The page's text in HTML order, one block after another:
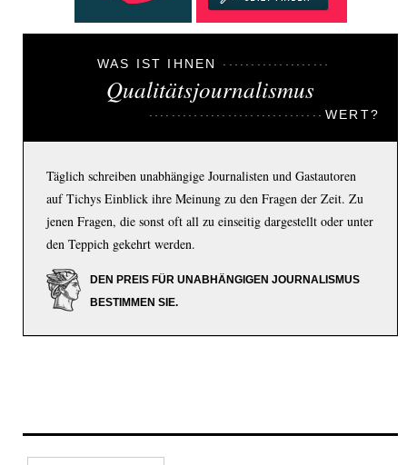
WAS IST IHNEN
Qualitätsjournalismus
WERT?
Täglich schreiben unabhängige Journalisten und Gastautoren
auf Tichys Einblick ihre Meinung zu den Fragen der Zeit. Zu
jenen Fragen, die sonst oft all zu einseitig dargestellt oder unter
den Teppich gekehrt werden.
DEN PREIS FÜR UNABHÄNGIGEN JOURNALISMUS
BESTIMMEN SIE.